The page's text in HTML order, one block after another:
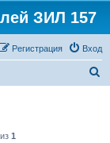
ЗИЛ 157
Вход
Регистрация
из 1